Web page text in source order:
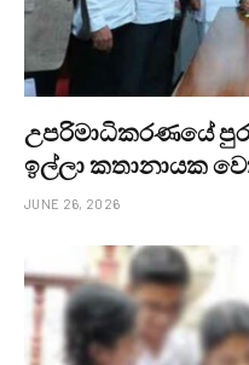
උපරිමාධිකරණයේ
ඉල්ලා කතානායක
JUNE 26, 2026